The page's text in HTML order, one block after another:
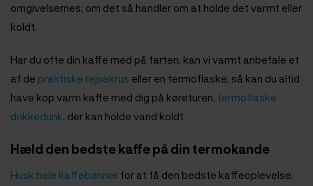
omgivelsernes; om det så handler om at holde det varmt eller
koldt.
Har du ofte din kaffe med på farten, kan vi varmt anbefale et
af de praktiske rejsekrus eller en termoflaske, så kan du altid
have kop varm kaffe med dig på køreturen. termoflaske
drikkedunk, der kan holde vand koldt
Hæld den bedste kaffe på din termokande
Husk hele kaffebønner for at få den bedste kaffeoplevelse.